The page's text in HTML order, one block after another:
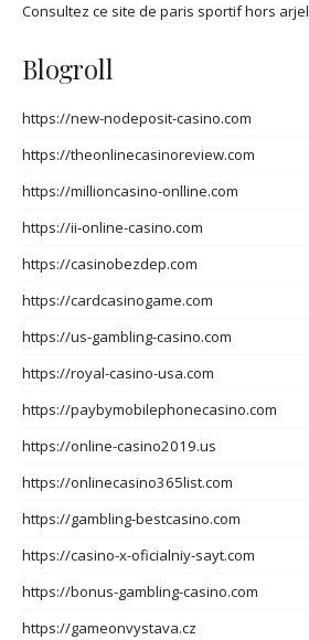
Consultez ce site de paris sportif hors arjel
Blogroll
https://new-nodeposit-casino.com
https://theonlinecasinoreview.com
https://millioncasino-onlline.com
https://ii-online-casino.com
https://casinobezdep.com
https://cardcasinogame.com
https://us-gambling-casino.com
https://royal-casino-usa.com
https://paybymobilephonecasino.com
https://online-casino2019.us
https://onlinecasino365list.com
https://gambling-bestcasino.com
https://casino-x-oficialniy-sayt.com
https://bonus-gambling-casino.com
https://gameonvystava.cz